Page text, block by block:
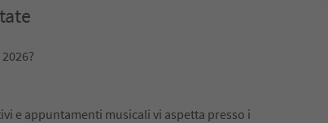
e appuntamenti musicali vi aspetta presso i